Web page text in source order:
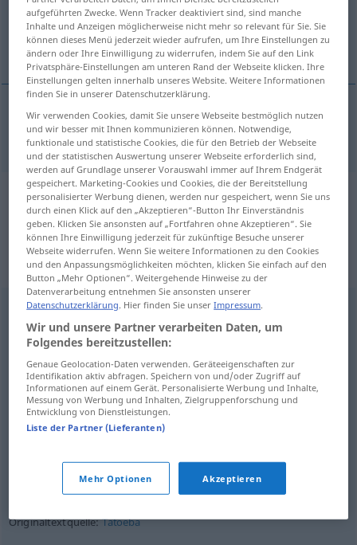
Übersicht aller Übersetzungen
(Für mehr Details die Übersetzung anklicken/antippen)
daseinAR→ siehe „da “
Beispielsätze aus externen Quellen
für "dasein"
(nicht von der Langenscheidt Redaktion
geprüft)
Quelle: Tatoeba
I will always be there for you.
Quelle:Tatoeba
Originaltextquelle:Tatoeba
aufgeführten Zwecke. Wenn Tracker deaktiviert sind, sind manche
Inhalte und Anzeigen möglicherweise nicht mehr so relevant für Sie. Sie
können dieses Menü jederzeit wieder aufrufen, um Ihre Einstellungen zu
ändern oder Ihre Einwilligung zu widerrufen, indem Sie auf den Link
Privatsphäre-Einstellungen am unteren Rand der Webseite klicken. Ihre
Einstellungen gelten innerhalb unseres Website. Weitere Informationen
finden Sie in unserer Datenschutzerklärung.
Wir verwenden Cookies, damit Sie unsere Webseite bestmöglich nutzen
und wir besser mit Ihnen kommunizieren können. Notwendige,
funktionale und statistische Cookies, die für den Betrieb der Webseite
und der statistischen Auswertung unserer Webseite erforderlich sind,
werden auf Grundlage unserer Vorauswahl immer auf Ihrem Endgerät
gespeichert. Marketing-Cookies und Cookies, die der Bereitstellung
personalisierter Werbung dienen, werden nur gespeichert, wenn Sie uns
durch einen Klick auf den „Akzeptieren“-Button Ihr Einverständnis
geben. Klicken Sie ansonsten auf „Fortfahren ohne Akzeptieren“. Sie
können Ihre Einwilligung jederzeit für zukünftige Besuche unserer
Webseite widerrufen. Wenn Sie weitere Informationen zu den Cookies
und den Anpassungsmöglichkeiten möchten, klicken Sie einfach auf den
Button „Mehr Optionen“. Weitergehende Hinweise zu der
Datenverarbeitung entnehmen Sie ansonsten unserer
Datenschutzerklärung. Hier finden Sie unserImpressum.
Wir und unsere Partner verarbeiten Daten, um
Folgendes bereitzustellen:
Genaue Geolocation-Daten verwenden. Geräteeigenschaften zur
Identifikation aktiv abfragen. Speichern von und/oder Zugriff auf
Informationen auf einem Gerät. Personalisierte Werbung und Inhalte,
Messung von Werbung und Inhalten, Zielgruppenforschung und
Entwicklung von Dienstleistungen.
Liste der Partner (Lieferanten)
Mehr Optionen Akzeptieren